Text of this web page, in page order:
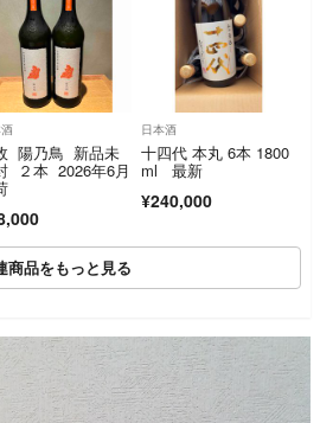
陽乃鳥 新品未
２本 2026年6月
日本酒
十四代 本丸 6本 1800
ml 最新
¥240,000
商品をもっと見る